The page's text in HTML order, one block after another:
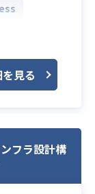
でユーザ部
リースまで
ール仕上げ
見る
フラ設計構